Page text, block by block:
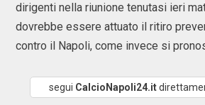
dirigenti nella riunione tenutasi ieri
dovrebbe essere attuato il ritiro
contro il Napoli, come invece si
segui CalcioNapoli24.it